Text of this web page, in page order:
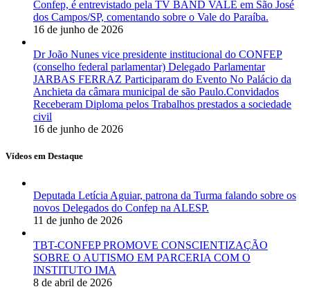
Confep, é entrevistado pela TV BAND VALE em São José
dos Campos/SP, comentando sobre o Vale do Paraíba.
16 de junho de 2026
Dr João Nunes vice presidente institucional do CONFEP
(conselho federal parlamentar) Delegado Parlamentar
JARBAS FERRAZ Participaram do Evento No Palácio da
Anchieta da câmara municipal de são Paulo.Convidados
Receberam Diploma pelos Trabalhos prestados a sociedade
civil
16 de junho de 2026
Vídeos em Destaque
Deputada Letícia Aguiar, patrona da Turma falando sobre os
novos Delegados do Confep na ALESP.
11 de junho de 2026
TBT-CONFEP PROMOVE CONSCIENTIZAÇÃO
SOBRE O AUTISMO EM PARCERIA COM O
INSTITUTO IMA
8 de abril de 2026